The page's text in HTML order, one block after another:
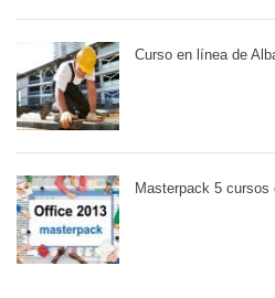
Curso en línea de
Masterpack 5